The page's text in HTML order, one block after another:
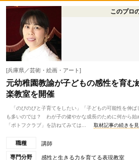
このプロ
[兵庫県／芸術・絵画・アート]
元幼稚園教諭が子どもの感性を育む
楽教室を開催
「のびのびと子育てをしたい」「子どもの可能性を伸ば
も多いのでは？ わが子の健やかな成長のために何から始
「ポトフクラブ」を訪ねてみては...
取材記事の続きを
職種 講師
専門分野 感性と生きる力を育てる表現教室